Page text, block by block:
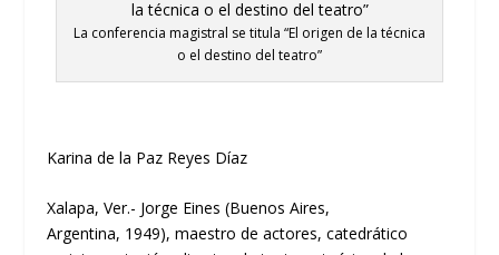
La conferencia magistral se titula “El origen de la técnica
o el destino del teatro”
Karina de la Paz Reyes Díaz
Xalapa, Ver.- Jorge Eines (Buenos Aires,
Argentina, 1949), maestro deactores, catedrático